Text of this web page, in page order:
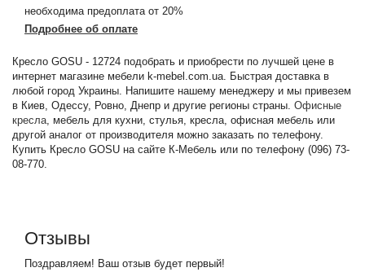
необходима предоплата от 20%
Подробнее об оплате
Кресло GOSU - 12724 подобрать и приобрести по лучшей цене в
интернет магазине мебели k-mebel.com.ua. Быстрая доставка в
любой город Украины. Напишите нашему менеджеру и мы привезем
в Киев, Одессу, Ровно, Днепр и другие регионы страны. Офисные
кресла, мебель для кухни, стулья, кресла, офисная мебель или
другой аналог от производителя можно заказать по телефону.
Купить Кресло GOSU на сайте К-Мебель или по телефону (096) 73-
08-770.
Отзывы
Поздравляем! Ваш отзыв будет первый!